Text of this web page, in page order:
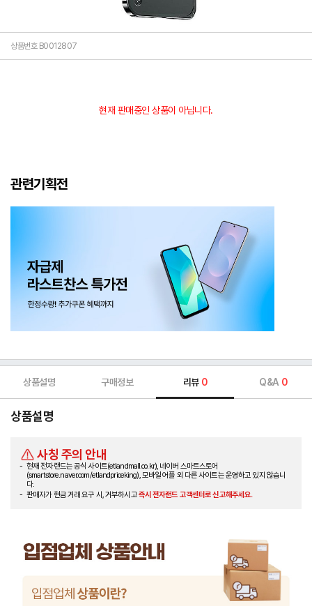
상품번호 B0012807
현재 판매중인 상품이 아닙니다.
관련기획전
상품설명 구매정보 리뷰 0 Q&A 0
상품설명
사칭 주의 안내
현재 전자랜드는 공식 사이트(etlandmall.co.kr), 네이버 스마트스토어
(smartstore.naver.com/etlandpriceking), 모바일 어플 외 다른 사이트는 운영하고 있지 않습니
다.
판매자가 현금 거래 요구 시, 거부하시고즉시 전자랜드 고객센터로 신고해주세요.